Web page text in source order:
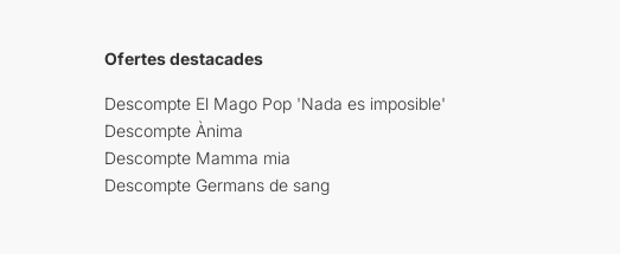
Ofertes destacades
Descompte El Mago Pop 'Nada es imposible'
Descompte Ànima
Descompte Mamma mia
Descompte Germans de sang